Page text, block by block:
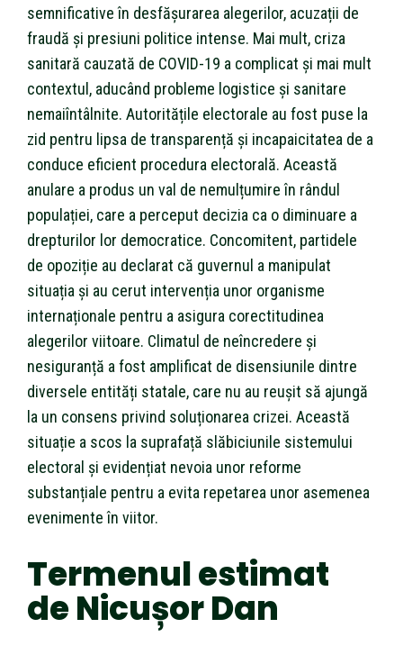
semnificative în desfășurarea alegerilor, acuzații de
fraudă și presiuni politice intense. Mai mult, criza
sanitară cauzată de COVID-19 a complicat și mai mult
contextul, aducând probleme logistice și sanitare
nemaiîntâlnite. Autoritățile electorale au fost puse la
zid pentru lipsa de transparență și incapaicitatea de a
conduce eficient procedura electorală. Această
anulare a produs un val de nemulțumire în rândul
populației, care a perceput decizia ca o diminuare a
drepturilor lor democratice. Concomitent, partidele
de opoziție au declarat că guvernul a manipulat
situația și au cerut intervenția unor organisme
internaționale pentru a asigura corectitudinea
alegerilor viitoare. Climatul de neîncredere și
nesiguranță a fost amplificat de disensiunile dintre
diversele entități statale, care nu au reușit să ajungă
la un consens privind soluționarea crizei. Această
situație a scos la suprafață slăbiciunile sistemului
electoral și evidențiat nevoia unor reforme
substanțiale pentru a evita repetarea unor asemenea
evenimente în viitor.
Termenul estimat
de Nicușor Dan